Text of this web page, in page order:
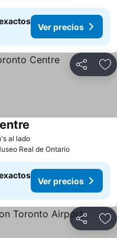
Ver precios
Compartir
al lado
Real de Ontario
Ver precios
Compartir